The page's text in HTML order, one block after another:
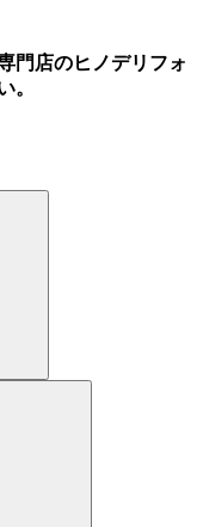
門店のヒノデリフォ
。